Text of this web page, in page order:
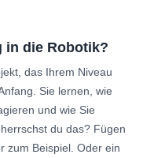
in die Robotik?
das Ihrem Niveau
Sie lernen, wie
und wie Sie
du das? Fügen
zum Beispiel. Oder ein